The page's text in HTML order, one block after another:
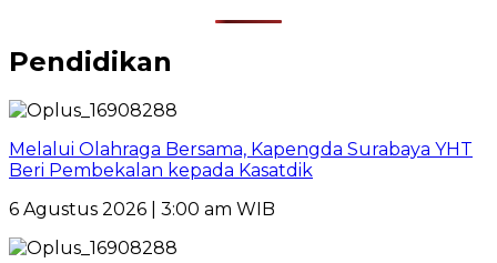
Pendidikan
Melalui Olahraga Bersama, Kapengda Surabaya YHT
Beri Pembekalan kepada Kasatdik
6 Agustus 2026 | 3:00 am WIB